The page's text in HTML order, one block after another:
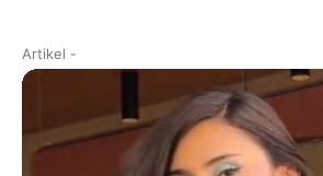
Artikel -